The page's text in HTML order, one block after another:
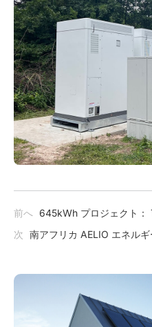
前へ 645kWh プロジェクト：
ジェクトコード: 7495 SJ)
次 南アフリカ AELIO エネル